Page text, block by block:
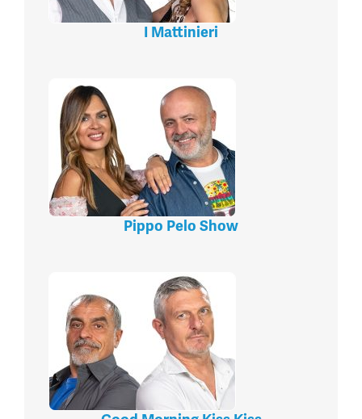
I Mattinieri
Pippo Pelo Show